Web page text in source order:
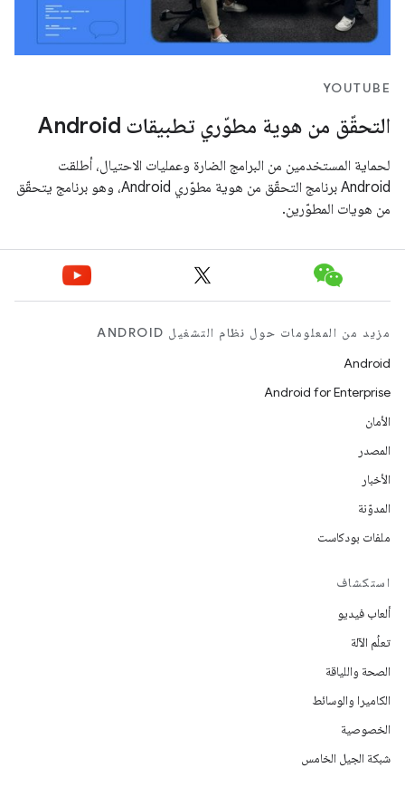
YOUTUBE
التحقّق من هوية مطوّري تطبيقات Android
لحماية المستخدمين من البرامج الضارة وعمليات الاحتيال، أطلقت
Android برنامج التحقّق من هوية مطوّري Android، وهو برنامج يتحقّق
من هويات المطوّرين.
مزيد من المعلومات حول نظام التشغيل ANDROID
Android
Android for Enterprise
الأمان
المصدر
الأخبار
المدوّنة
ملفات بودكاست
استكشاف
ألعاب فيديو
تعلُم الآلة
الصحة واللياقة
الكاميرا والوسائط
الخصوصية
شبكة الجيل الخامس